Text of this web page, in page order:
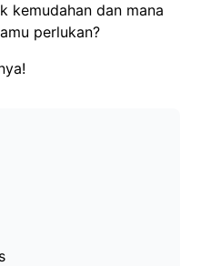
kemudahan dan mana
perlukan?